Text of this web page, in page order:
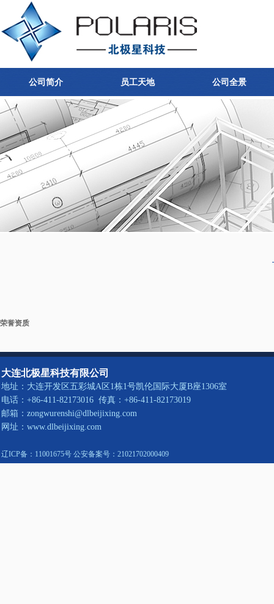
公司简介 员工天地 公司全景
荣誉资质
大连北极星科技有限公司
地址：大连开发区五彩城A区1栋1号凯伦国际大厦B座1306室
电话：+86-411-82173016 传真：+86-411-82173019
邮箱：zongwurenshi@dlbeijixing.com
网址：www.dlbeijixing.com
辽ICP备：11001675号 公安备案号：21021702000409